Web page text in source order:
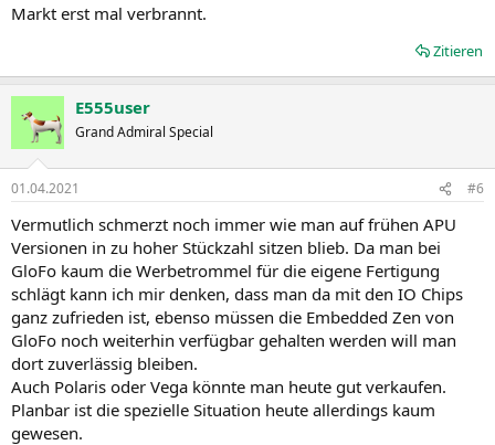
Markt erst mal verbrannt.
Zitieren
E555user
Grand Admiral Special
01.04.2021 #6
Vermutlich schmerzt noch immer wie man auf frühen APU
Versionen in zu hoher Stückzahl sitzen blieb. Da man bei
GloFo kaum die Werbetrommel für die eigene Fertigung
schlägt kann ich mir denken, dass man da mit den IO Chips
ganz zufrieden ist, ebenso müssen die Embedded Zen von
GloFo noch weiterhin verfügbar gehalten werden will man
dort zuverlässig bleiben.
Auch Polaris oder Vega könnte man heute gut verkaufen.
Planbar ist die spezielle Situation heute allerdings kaum
gewesen.